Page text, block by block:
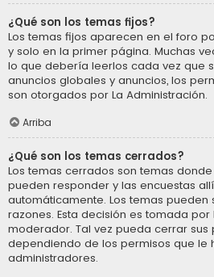
¿Qué son los temas fijos?
Los temas fijos aparecen en el foro
y solo en la primer página. Muchas
lo que debería leerlos cada vez que
anuncios globales y anuncios, los
son otorgados por La Administración.
Arriba
¿Qué son los temas cerrados?
Los temas cerrados son temas
pueden responder y las encuestas
automáticamente. Los temas
razones. Esta decisión es tomada por
moderador. Tal vez pueda cerrar sus
dependiendo de los permisos que le
administradores.